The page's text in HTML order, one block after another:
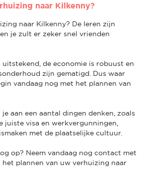
naar Kilkenny?
naar Kilkenny? De Ieren zijn
je zult er zeker snel vrienden
de economie is robuust en
zijn gematigd. Dus waar
vandaag nog met het plannen van
aan een aantal dingen denken, zoals
juiste visa en werkvergunningen,
met de plaatselijke cultuur.
op? Neem vandaag nog contact met
het plannen van uw verhuizing naar